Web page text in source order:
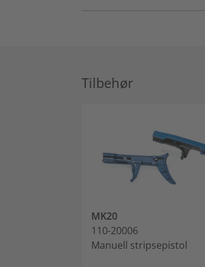
Tilbehør
MK20
110-20006
Manuell stripsepistol